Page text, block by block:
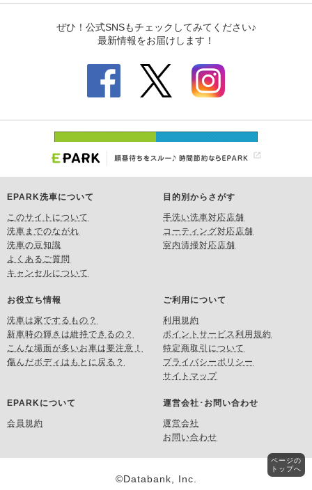
EPARK洗車について
このサイトについて
洗車までのながれ
洗車の豆知識
よくあるご質問
キャンセルについて
目的別からさがす
手洗い洗車対応店舗
コーティング対応店舗
室内清掃対応店舗
お役立ち情報
洗車は家でするもの？
新車時の輝きは維持できるの？
こんな場面が多いお車は要注意！
傷んだボディはもとに戻る？
ご利用について
利用規約
ポイントサービス利用規約
特定商取引について
プライバシーポリシー
サイトマップ
EPARKについて
会員規約
運営会社･お問い合わせ
運営会社
お問い合わせ
©Databank, Inc.
ページの
トップへ